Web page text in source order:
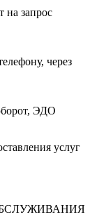
на запрос
через
ЭДО
услуг